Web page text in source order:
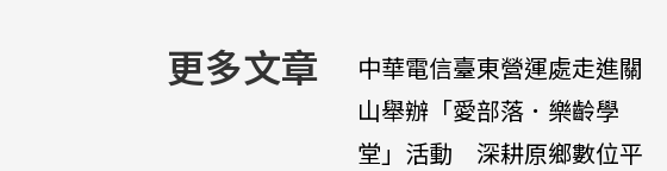
更多文章
中華電信臺東營運處走進關
山舉辦「愛部落．樂齡學
堂」活動 深耕原鄉數位平